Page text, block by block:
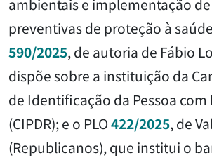
ambientais e implementação
preventivas de proteção à
590/2025, de autoria de Fábio
dispõe sobre a instituição da
de Identificação da Pessoa com
(CIPDR); e o PLO422/2025, de
(Republicanos), que institui o